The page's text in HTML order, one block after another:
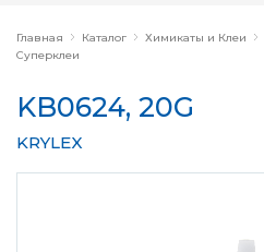
Главная Каталог Химикаты и Клеи
Суперклеи
KB0624, 20G
KRYLEX
Оборудование